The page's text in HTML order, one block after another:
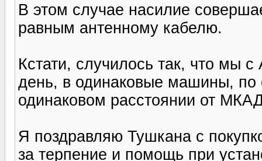
В этом случае насилие
равным антенному кабелю.
Кстати, случилось так, что мы
день, в одинаковые машины,
одинаковом расстоянии от
Я поздравляю Тушкана с
за терпение и помощь при